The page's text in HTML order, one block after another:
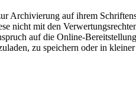
Archivierung auf ihrem
nicht mit den
auf die Online-
zu speichern oder in